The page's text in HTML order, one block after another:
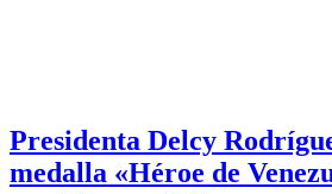
Presidenta Delcy
medalla «Héroe de